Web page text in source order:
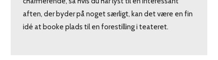
aften, der byder på noget særligt, kan det være en fin
idé at booke plads til en forestilling i teateret.